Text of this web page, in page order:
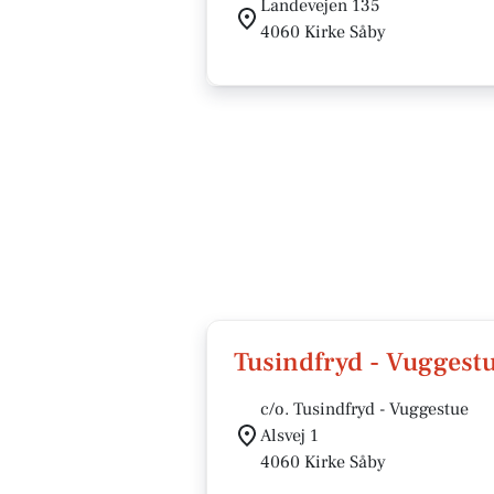
Landevejen 135
4060 Kirke Såby
Tusindfryd -
c/o. Tusindfryd - Vuggestue
Alsvej 1
4060 Kirke Såby